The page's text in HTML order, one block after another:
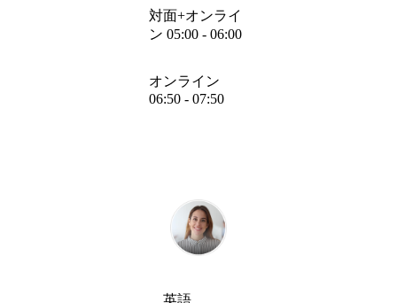
対面+オンライ
ン 05:00 - 06:00
オンライン
06:50 - 07:50